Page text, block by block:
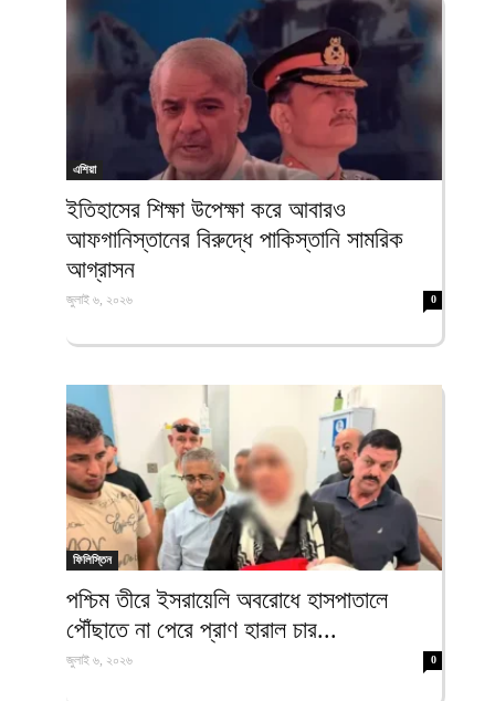
এশিয়া
ইতিহাসের শিক্ষা উপেক্ষা করে আবারও
আফগানিস্তানের বিরুদ্ধে পাকিস্তানি সামরিক
আগ্রাসন
জুলাই ৬, ২০২৬ 0
ফিলিস্তিন
পশ্চিম তীরে ইসরায়েলি অবরোধে হাসপাতালে
পৌঁছাতে না পেরে প্রাণ হারাল চার...
জুলাই ৬, ২০২৬ 0